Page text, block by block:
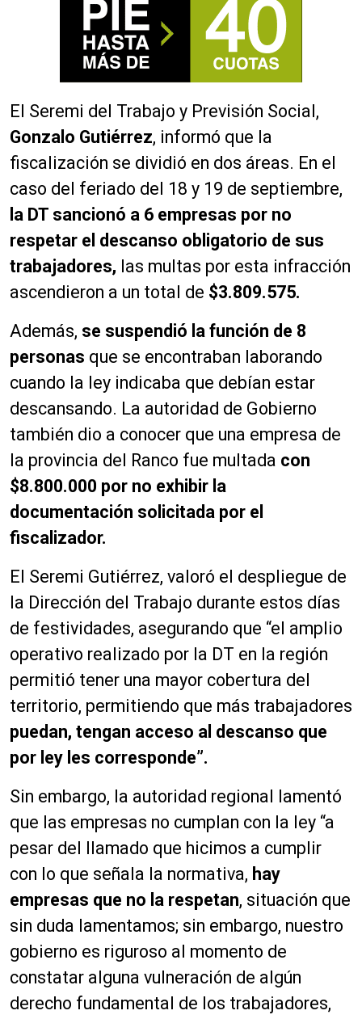
El Seremi del Trabajo y Previsión Social,
Gonzalo Gutiérrez, informó que la
fiscalización se dividió en dos áreas. En el
caso del feriado del 18 y 19 de septiembre,
la DT sancionó a 6 empresas por no
respetar el descanso obligatorio de sus
trabajadores, las multas por esta infracción
ascendieron a un total de $3.809.575.
Además, se suspendió la función de 8
personas que se encontraban laborando
cuando la ley indicaba que debían estar
descansando. La autoridad de Gobierno
también dio a conocer que una empresa de
la provincia del Ranco fue multada con
$8.800.000 por no exhibir la
documentación solicitada por el
fiscalizador.
El Seremi Gutiérrez, valoró el despliegue de
la Dirección del Trabajo durante estos días
de festividades, asegurando que “el amplio
operativo realizado por la DT en la región
permitió tener una mayor cobertura del
territorio, permitiendo que más trabajadores
puedan, tengan acceso al descanso que
por ley les corresponde”.
Sin embargo, la autoridad regional lamentó
que las empresas no cumplan con la ley “a
pesar del llamado que hicimos a cumplir
con lo que señala la normativa, hay
empresas que no la respetan, situación que
sin duda lamentamos; sin embargo, nuestro
gobierno es riguroso al momento de
constatar alguna vulneración de algún
derecho fundamental de los trabajadores,